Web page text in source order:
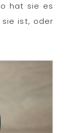
hat sie es
ist, oder